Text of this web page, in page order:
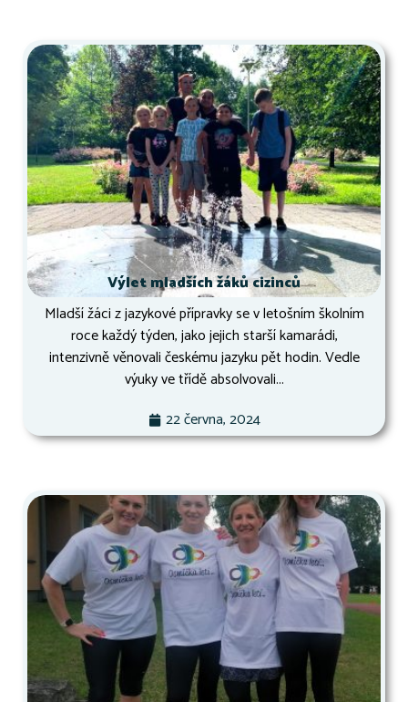
Výlet mladších žáků cizinců
Mladší žáci z jazykové přípravky se v letošním školním
roce každý týden, jako jejich starší kamarádi,
intenzivně věnovali českému jazyku pět hodin. Vedle
výuky ve třídě absolvovali...
22 června, 2024